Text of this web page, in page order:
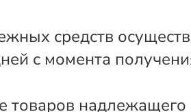
средств
с момента
товаров надлежащего